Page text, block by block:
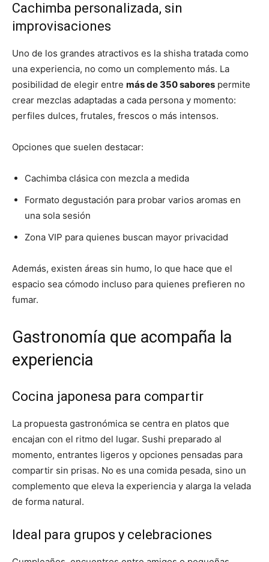
Cachimba personalizada, sin
improvisaciones
Uno de los grandes atractivos es la shisha tratada como
una experiencia, no como un complemento más. La
posibilidad de elegir entre más de 350 sabores permite
crear mezclas adaptadas a cada persona y momento:
perfiles dulces, frutales, frescos o más intensos.
Opciones que suelen destacar:
Cachimba clásica con mezcla a medida
Formato degustación para probar varios aromas en
una sola sesión
Zona VIP para quienes buscan mayor privacidad
Además, existen áreas sin humo, lo que hace que el
espacio sea cómodo incluso para quienes prefieren no
fumar.
Gastronomía que acompaña la
experiencia
Cocina japonesa para compartir
La propuesta gastronómica se centra en platos que
encajan con el ritmo del lugar. Sushi preparado al
momento, entrantes ligeros y opciones pensadas para
compartir sin prisas. No es una comida pesada, sino un
complemento que eleva la experiencia y alarga la velada
de forma natural.
Ideal para grupos y celebraciones